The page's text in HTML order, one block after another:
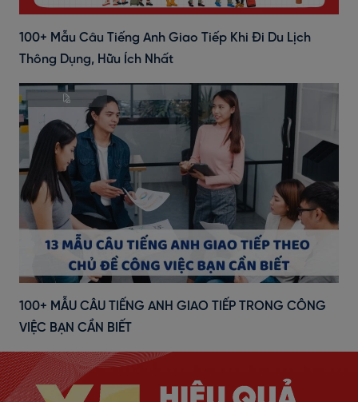
100+ Mẫu Câu Tiếng Anh Giao Tiếp Khi Đi Du Lịch
Thông Dụng, Hữu Ích Nhất
100+ MẪU CÂU TIẾNG ANH GIAO TIẾP TRONG CÔNG
VIỆC BẠN CẦN BIẾT